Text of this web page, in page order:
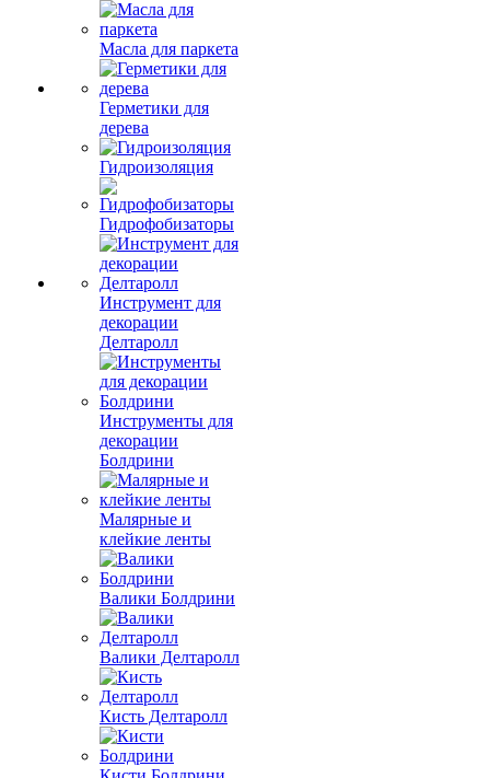
Масла для паркета
Герметики для
дерева
Гидроизоляция
Гидрофобизаторы
Инструмент для
декорации
Делтаролл
Инструменты для
декорации
Болдрини
Малярные и
клейкие ленты
Валики Болдрини
Валики Делтаролл
Кисть Делтаролл